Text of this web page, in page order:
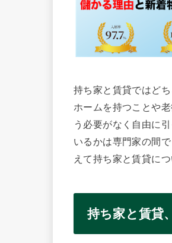
持ち家と賃貸ではど
ホームを持つことや
う必要がなく自由に
いるかは専門家の間
えて持ち家と賃貸に
持ち家と賃貸